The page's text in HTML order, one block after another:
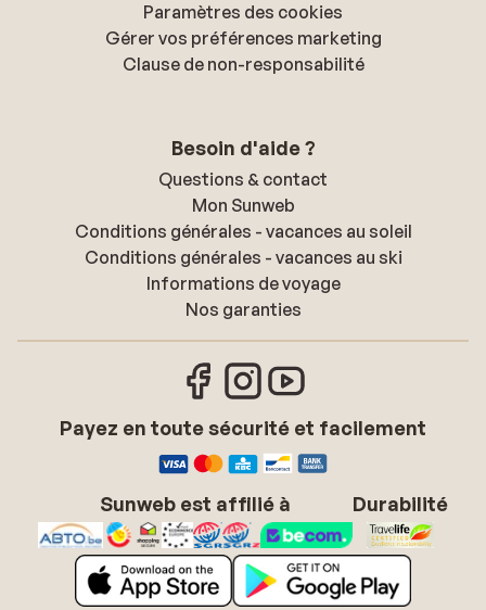
Paramètres des cookies
Gérer vos préférences marketing
Clause de non-responsabilité
Besoin d'aide ?
Questions & contact
Mon Sunweb
Conditions générales - vacances au soleil
Conditions générales - vacances au ski
Informations de voyage
Nos garanties
Payez en toute sécurité et facilement
Sunweb est affilié à Durabilité